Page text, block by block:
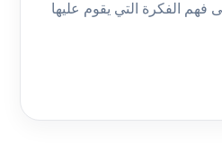
فهم الفكرة التي يقوم عليها